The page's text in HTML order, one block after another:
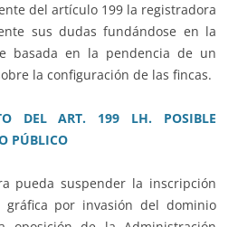
del artículo 199 la registradora
sus dudas fundándose en la
basada en la pendencia de un
la configuración de las fincas.
DEL ART. 199 LH. POSIBLE
PÚBLICO
pueda suspender la inscripción
gráfica por invasión del dominio